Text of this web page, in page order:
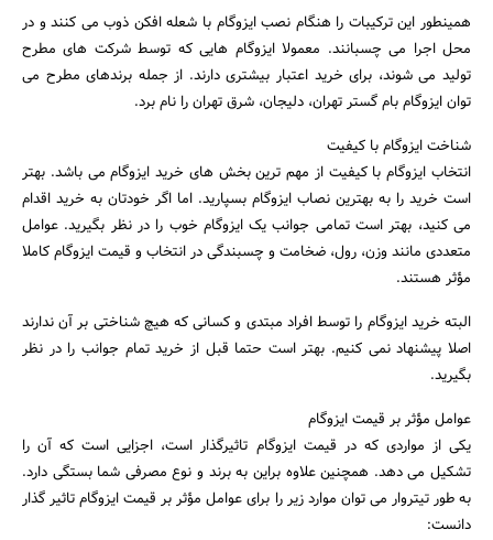
همینطور این ترکیبات را هنگام نصب ایزوگام با شعله افکن ذوب می کنند و در
محل اجرا می چسبانند. معمولا ایزوگام هایی که توسط شرکت های مطرح
تولید می شوند، برای خرید اعتبار بیشتری دارند. از جمله برندهای مطرح می
توان ایزوگام بام گستر تهران، دلیجان، شرق تهران را نام برد.
شناخت ایزوگام با کیفیت
انتخاب ایزوگام با کیفیت از مهم ترین بخش های خرید ایزوگام می باشد. بهتر
است خرید را به بهترین نصاب ایزوگام بسپارید. اما اگر خودتان به خرید اقدام
می کنید، بهتر است تمامی جوانب یک ایزوگام خوب را در نظر بگیرید. عوامل
متعددی مانند وزن، رول، ضخامت و چسبندگی در انتخاب و قیمت ایزوگام کاملا
مؤثر هستند.
البته خرید ایزوگام را توسط افراد مبتدی و کسانی که هیچ شناختی بر آن ندارند
اصلا پیشنهاد نمی کنیم. بهتر است حتما قبل از خرید تمام جوانب را در نظر
بگیرید.
عوامل مؤثر بر قیمت ایزوگام
یکی از مواردی که در قیمت ایزوگام تاثیرگذار است، اجزایی است که آن را
تشکیل می دهد. همچنین علاوه براین به برند و نوع مصرفی شما بستگی دارد.
به طور تیتروار می توان موارد زیر را برای عوامل مؤثر بر قیمت ایزوگام تاثیر گذار
دانست: